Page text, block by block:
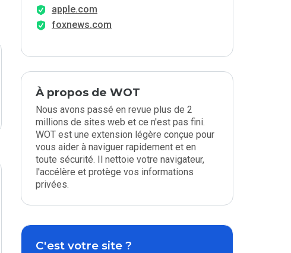
apple.com
foxnews.com
À propos de WOT
Nous avons passé en revue plus de 2
millions de sites web et ce n'est pas fini.
WOT est une extension légère conçue pour
vous aider à naviguer rapidement et en
toute sécurité. Il nettoie votre navigateur,
l'accélère et protège vos informations
privées.
C'est votre site ?